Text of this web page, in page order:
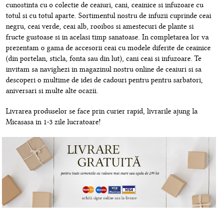
cunostinta cu o colectie de ceaiuri, cani, ceainice si infuzoare cu
totul si cu totul aparte. Sortimentul nostru de infuzii cuprinde ceai
negru, ceai verde, ceai alb, rooibos si amestecuri de plante si
fructe gustoase si in acelasi timp sanatoase. In completarea lor va
prezentam o gama de accesorii ceai cu modele diferite de ceainice
(din portelan, sticla, fonta sau din lut), cani ceai si infuzoare. Te
invitam sa navighezi in magazinul nostru online de ceaiuri si sa
descoperi o multime de idei de cadouri pentru pentru sarbatori,
aniversari si multe alte ocazii.
Livrarea produselor se face prin curier rapid, livrarile ajung la
Micasasa in 1-3 zile lucratoare!